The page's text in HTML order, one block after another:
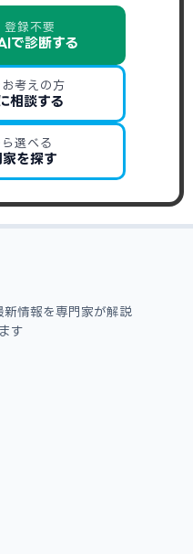
録不要
で診断する
考えの方
相談する
選べる
を探す
情報を専門家が解説
す